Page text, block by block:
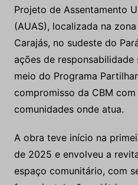
Projeto de Assentamento
(AUAS), localizada na
Carajás, no sudeste do
ações de
meio do Programa
compromisso da CBM
comunidades onde atua.
A obra teve início na
de 2025 e envolveu a
espaço comunitário, com